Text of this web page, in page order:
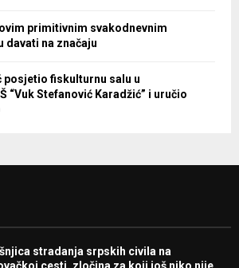
primitivnim svakodnevnim
davati na značaju
posjetio fiskulturnu salu u
“Vuk Stefanović Karadžić” i uručio
stradanja srpskih civila na